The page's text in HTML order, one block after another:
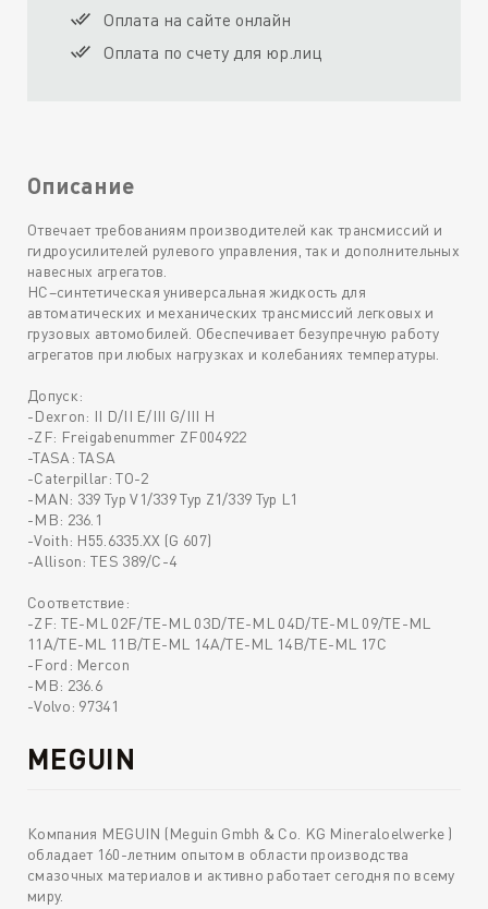
Оплата на сайте онлайн
Оплата по счету для юр.лиц
Описание
Отвечает требованиям производителей как трансмиссий и
гидроусилителей рулевого управления, так и дополнительных
навесных агрегатов.
HC–синтетическая универсальная жидкость для
автоматических и механических трансмиссий легковых и
грузовых автомобилей. Обеспечивает безупречную работу
агрегатов при любых нагрузках и колебаниях температуры.
Допуск:
-Dexron: II D/II E/III G/III H
-ZF: Freigabenummer ZF004922
-TASA: TASA
-Caterpillar: TO-2
-MAN: 339 Typ V1/339 Typ Z1/339 Typ L1
-MB: 236.1
-Voith: H55.6335.XX (G 607)
-Allison: TES 389/C-4
Соответствие:
-ZF: TE-ML 02F/TE-ML 03D/TE-ML 04D/TE-ML 09/TE-ML
11A/TE-ML 11B/TE-ML 14A/TE-ML 14B/TE-ML 17C
-Ford: Mercon
-MB: 236.6
-Volvo: 97341
MEGUIN
Компания MEGUIN (Meguin Gmbh & Co. KG Mineraloelwerke )
обладает 160-летним опытом в области производства
смазочных материалов и активно работает сегодня по всему
миру.